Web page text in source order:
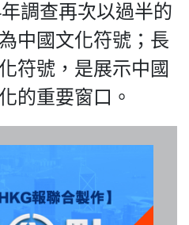
調查再次以過半的
中國文化符號；長
符號，是展示中國
的重要窗口。